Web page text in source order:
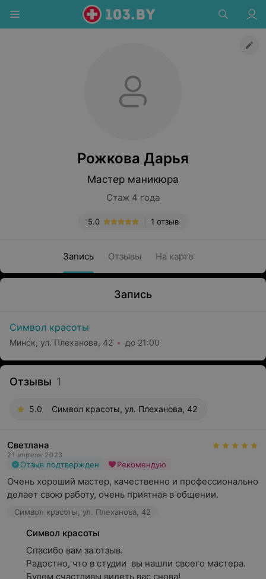
Рожкова Дарья
Мастер маникюра
Стаж 4 года
1 отзыв
5.0
Запись Отзывы На карте
Запись
Символ красоты
Минск, ул. Плеханова, 42 до 21:00
Отзывы 1
5.0 Символ красоты, ул. Плеханова, 42
Светлана
21 апреля 2023
Отзыв подтвержден Рекомендую
Очень хороший мастер, качественно и профессионально
делает свою работу, очень приятная в общении.
Символ красоты, ул. Плеханова, 42
Символ красоты
Спасибо вам за отзыв.
Радостно, что в студии  вы нашли своего мастера.
Будем счастливы видеть вас снова!